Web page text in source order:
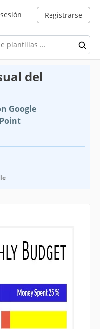
Registrarse
del
Google
Google Slides
por 2 Usuarios
5 descargas este mes